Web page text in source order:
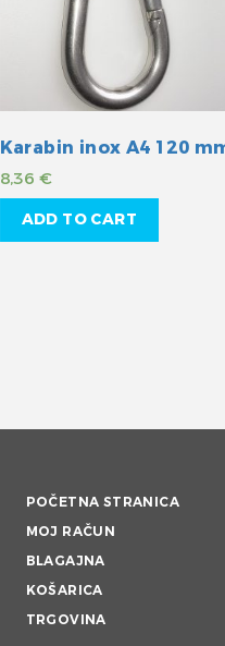
Karabin inox A4 120
8,36 €
ADD TO CART
POČETNA STRANICA
MOJ RAČUN
BLAGAJNA
KOŠARICA
TRGOVINA